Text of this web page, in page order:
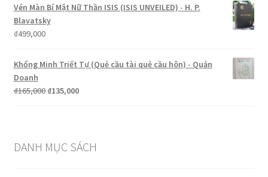
là:
₫450,000.
tại
Vén Màn Bí Mật Nữ Thần ISIS (ISIS UNVEILED) - H. P.
Blavatsky
₫499,000
Khổng Minh Triết Tự (Quẻ cầu tài quẻ cầu hôn) - Quản
Doanh
₫165,000 Giá
₫135,000Giá
₫135,000.
DANH MỤC SÁCH